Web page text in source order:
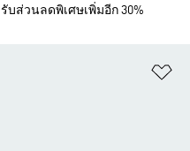
รับส่วนลดพิเศษเพิ่มอีก 30%